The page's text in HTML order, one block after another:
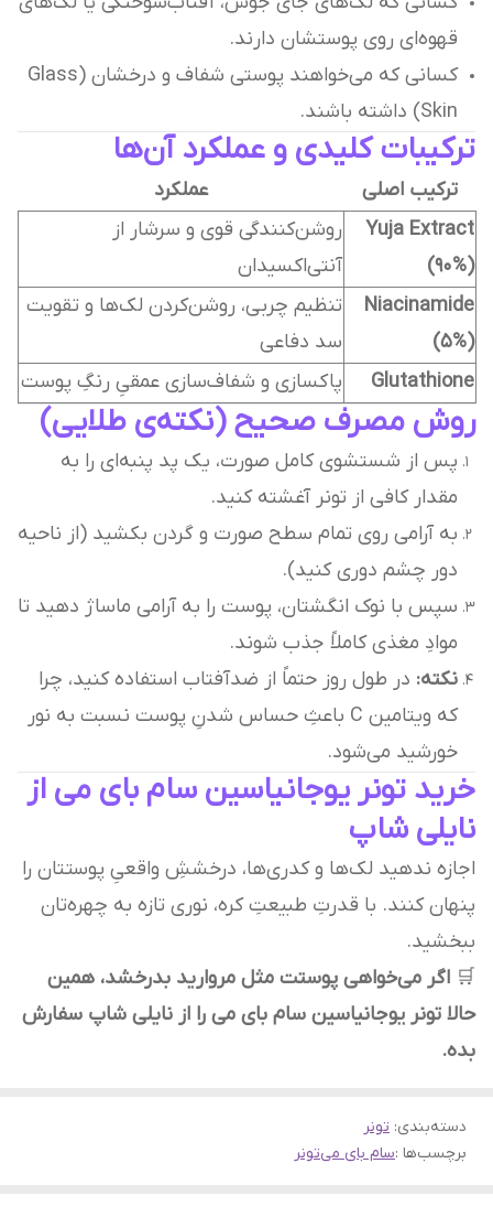
قهوه‌ای روی پوستشان دارند.
کسانی که می‌خواهند پوستی شفاف و درخشان (Glass
Skin) داشته باشند.
ترکیبات کلیدی و عملکرد آن‌ها
ترکیب اصلی
عملکرد
Yuja Extract
(90%)
روشن‌کنندگی قوی و سرشار از
آنتی‌اکسیدان
Niacinamide
(5%)
تنظیم چربی، روشن‌کردن لک‌ها و تقویت
سد دفاعی
Glutathione
پاکسازی و شفاف‌سازی عمقیِ رنگِ پوست
روش مصرف صحیح (نکته‌ی طلایی)
پس از شستشوی کامل صورت، یک پد پنبه‌ای را به
مقدار کافی از تونر آغشته کنید.
به آرامی روی تمام سطح صورت و گردن بکشید (از ناحیه
دور چشم دوری کنید).
سپس با نوک انگشتان، پوست را به آرامی ماساژ دهید تا
موادِ مغذی کاملاً جذب شوند.
نکته: در طول روز حتماً از ضدآفتاب استفاده کنید، چرا
که ویتامین C باعثِ حساس شدنِ پوست نسبت به نور
خورشید می‌شود.
خرید تونر یوجانیاسین سام بای می از
نایلی شاپ
اجازه ندهید لک‌ها و کدری‌ها، درخششِ واقعیِ پوستتان را
پنهان کنند. با قدرتِ طبیعتِ کره، نوری تازه به چهره‌تان
ببخشید.
🛒 اگر می‌خواهی پوستت مثل مروارید بدرخشد، همین
حالا تونر یوجانیاسین سام بای می را از نایلی شاپ سفارش
بده.
دسته‌بندی: تونر
برچسب‌ها :سام بای میتونر